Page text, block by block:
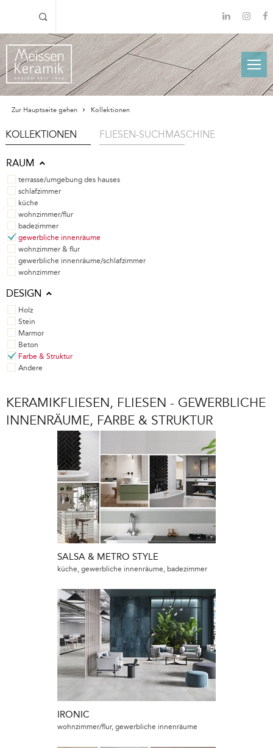
Zur Hauptseite gehen Kollektionen
KOLLEKTIONEN FLIESEN-SUCHMASCHINE
RAUM
terrasse/umgebung des hauses
schlafzimmer
küche
wohnzimmer/flur
badezimmer
gewerbliche innenräume
wohnzimmer & flur
gewerbliche innenräume/schlafzimmer
wohnzimmer
DESIGN
Holz
Stein
Marmor
Beton
Farbe & Struktur
Andere
KERAMIKFLIESEN, FLIESEN - GEWERBLICHE
INNENRÄUME, FARBE & STRUKTUR
SALSA & METRO STYLE
küche, gewerbliche innenräume, badezimmer
IRONIC
wohnzimmer/flur, gewerbliche innenräume